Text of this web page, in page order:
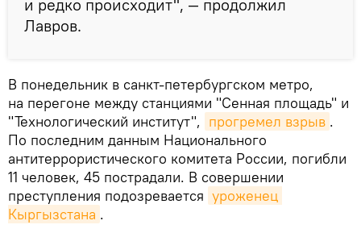
и редко происходит", — продолжил
Лавров.
В понедельник в санкт-петербургском метро,
на перегоне между станциями "Сенная площадь" и
"Технологический институт", прогремел взрыв .
По последним данным Национального
антитеррористического комитета России, погибли
11 человек, 45 пострадали. В совершении
преступления подозревается уроженец
Кыргызстана .